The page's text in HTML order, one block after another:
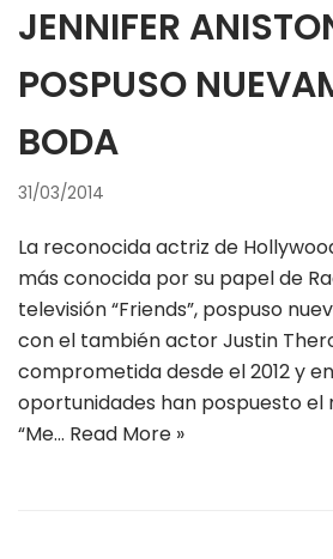
JENNIFER
POSPUSO
BODA
31/03/2014
La reconocida actriz de
más conocida por su papel de
televisión “Friends”, pospuso
con el también actor Justin
comprometida desde el 2012 y
oportunidades han pospuesto el
“Me… Read More »